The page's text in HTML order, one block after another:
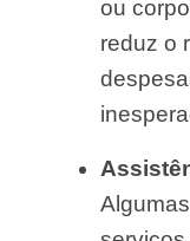
ou
reduz o